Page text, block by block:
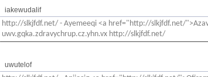
iakewudalif
http://slkjfdf.net/ - Ayemeeqi <a href="http://slkjfdf.net/
uwv.gqka.zdravychrup.cz.yhn.vx http://slkjfdf.net/
uwutelof